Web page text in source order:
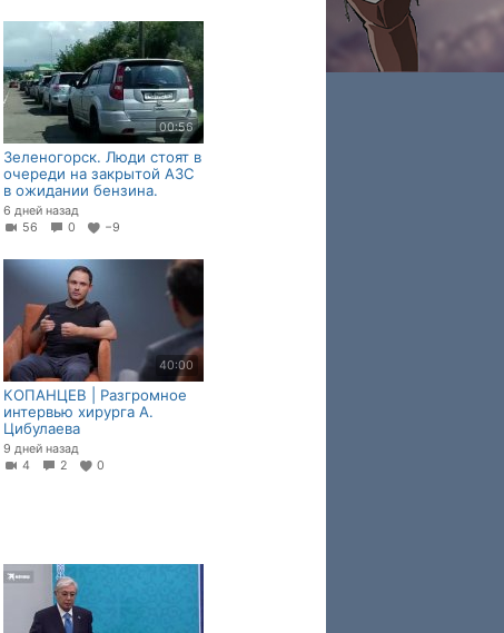
00:56
Зеленогорск. Люди стоят в
очереди на закрытой АЗС
в ожидании бензина.
6 дней назад
56
0 −9
40:00
КОПАНЦЕВ | Разгромное
интервью хирурга А.
Цибулаева
9 дней назад
4
2 0